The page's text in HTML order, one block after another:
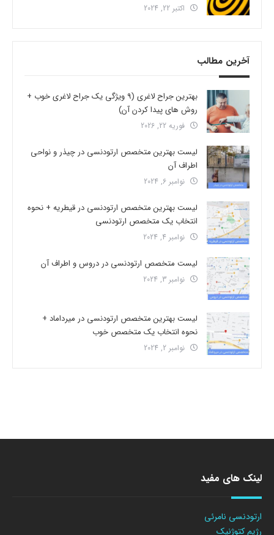
اکتبر 22, 2024
آخرین مطالب
بهترین جراح لاغری (9 ویژگی یک جراح لاغری خوب +
روش های پیدا کردن آن)
فوریه 22, 2026
لیست بهترین متخصص ارتودنسی در چیذر و نواحی
اطراف آن
نوامبر 6, 2024
لیست بهترین متخصص ارتودنسی در قیطریه + نحوه
انتخاب یک متخصص ارتودنسی
نوامبر 4, 2024
لیست متخصص ارتودنسی در دروس و اطراف آن
نوامبر 3, 2024
لیست بهترین متخصص ارتودنسی در میرداماد +
نحوه انتخاب یک متخصص خوب
نوامبر 2, 2024
لینک های مفید
ارتودنسی نامرئی
رژیم کتوژنیک